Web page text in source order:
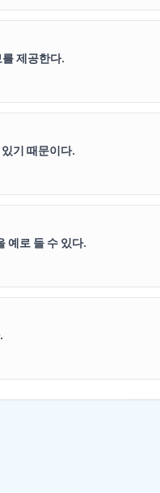
제공한다.
기 때문이다.
예로 들 수 있다.